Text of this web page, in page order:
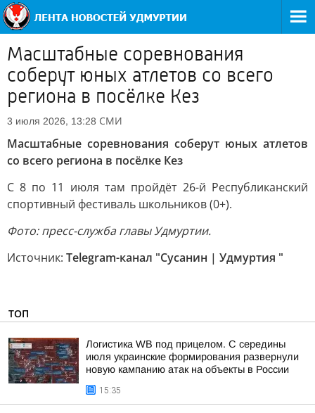
Масштабные соревнования
соберут юных атлетов со всего
региона в посёлке Кез
3 июля 2026, 13:28 СМИ
Масштабные соревнования соберут юных атлетов
со всего региона в посёлке Кез
С 8 по 11 июля там пройдёт 26-й Республиканский
спортивный фестиваль школьников (0+).
Фото: пресс-служба главы Удмуртии.
Источник: Telegram-канал "Сусанин | Удмуртия "
ТОП
Логистика WB под прицелом. С середины
июля украинские формирования развернули
новую кампанию атак на объекты в России
15:35